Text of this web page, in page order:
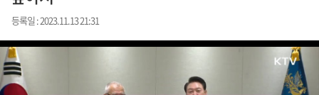
등록일 : 2023.11.13 21:31